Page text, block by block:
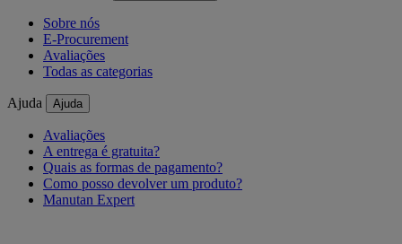
Sobre nós
E-Procurement
Avaliações
Todas as categorias
Ajuda Ajuda
Avaliações
A entrega é gratuita?
Quais as formas de pagamento?
Como posso devolver um produto?
Manutan Expert